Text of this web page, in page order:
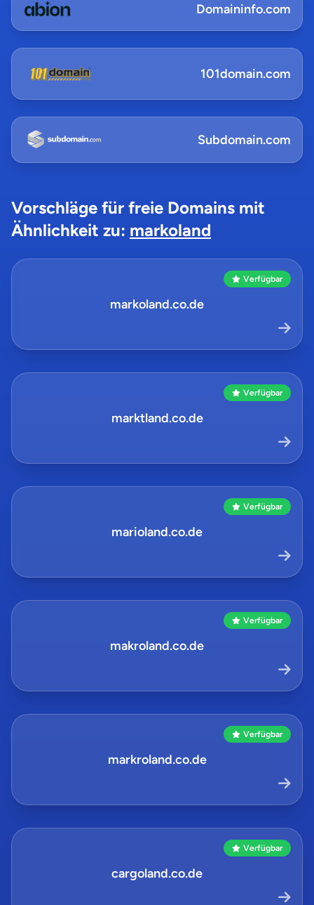
Domaininfo.com
101domain.com
Subdomain.com
Vorschläge für freie Domains mit
Ähnlichkeit zu: markoland
Verfügbar
markoland.co.de
Verfügbar
marktland.co.de
Verfügbar
marioland.co.de
Verfügbar
makroland.co.de
Verfügbar
markroland.co.de
Verfügbar
cargoland.co.de